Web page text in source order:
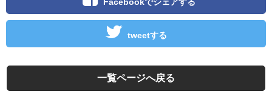
tweetする
一覧ページへ戻る